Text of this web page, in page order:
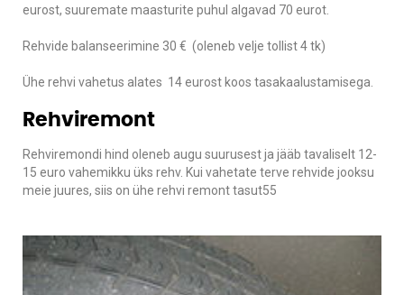
eurost, suuremate maasturite puhul algavad 70 eurot.
Rehvide balanseerimine 30 € (oleneb velje tollist 4 tk)
Ühe rehvi vahetus alates 14 eurost koos tasakaalustamisega.
Rehviremont
Rehviremondi hind oleneb augu suurusest ja jääb tavaliselt 12-
15 euro vahemikku üks rehv. Kui vahetate terve rehvide jooksu
meie juures, siis on ühe rehvi remont tasut55